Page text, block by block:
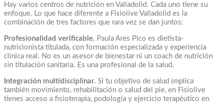
Hay varios centros de nutrición en Valladolid. Cada uno tiene su
enfoque. Lo que hace diferente a Fisiolive Valladolid es la
combinación de tres factores que rara vez se dan juntos:
Profesionalidad verificable. Paula Ares Pico es dietista-
nutricionista titulada, con formación especializada y experiencia
clínica real. No es un asesor de bienestar ni un coach de nutrición
sin titulación sanitaria. Es una profesional de la salud.
Integración multidisciplinar. Si tu objetivo de salud implica
también movimiento, rehabilitación o salud del pie, en Fisiolive
tienes acceso a fisioterapia, podología y ejercicio terapéutico en